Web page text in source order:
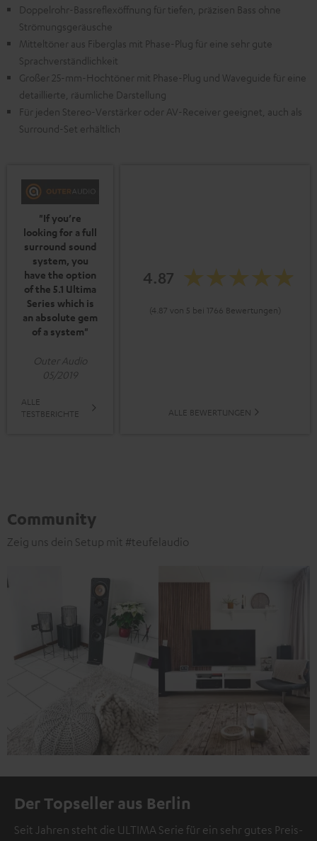
Doppelrohr-Bassreflexöffnung für tiefen, präzisen Bass ohne
Strömungsgeräusche
Mitteltöner aus Fiberglas mit Phase-Plug für eine sehr gute
Sprachverständlichkeit
Großer 25-mm-Hochtöner mit Phase-Plug und Waveguide für eine
detaillierte, räumliche Darstellung
Für jeden Stereo-Verstärker oder AV-Receiver geeignet, auch als
Surround-Set erhältlich
"If you’re
looking for a full
surround sound
system, you
have the option
of the 5.1 Ultima
Series which is
an absolute gem
of a system"
Outer Audio
05/2019
ALLE
TESTBERICHTE
4.87
(4.87 von 5 bei 1766 Bewertungen)
ALLE BEWERTUNGEN
Community
Zeig uns dein Setup mit #teufelaudio
Der Topseller aus Berlin
Seit Jahren steht die ULTIMA Serie für ein sehr gutes Preis-